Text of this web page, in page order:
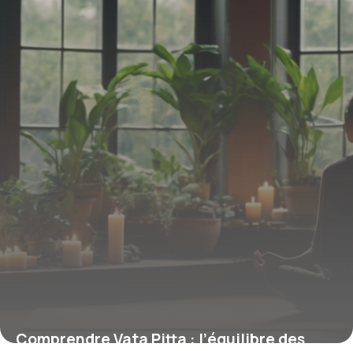
16 mars 2026
Comprendre Vata Pitta : l’équilibre des